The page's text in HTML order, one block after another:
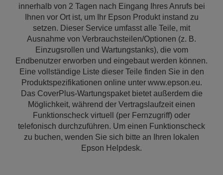
innerhalb von 2 Tagen nach Eingang Ihres Anrufs bei
Ihnen vor Ort ist, um Ihr Epson Produkt instand zu
setzen. Dieser Service umfasst alle Teile, mit
Ausnahme von Verbrauchsteilen/Optionen (z. B.
Einzugsrollen und Wartungstanks), die vom
Endbenutzer erworben und eingebaut werden können.
Eine vollständige Liste dieser Teile finden Sie in den
Produktspezifikationen online unter www.epson.eu.
Das CoverPlus-Wartungspaket bietet außerdem die
Möglichkeit, während der Vertragslaufzeit einen
Funktionscheck virtuell (per Fernzugriff) oder
telefonisch durchzuführen. Um einen Funktionscheck
zu buchen, wenden Sie sich bitte an Ihren lokalen
Epson Helpdesk.